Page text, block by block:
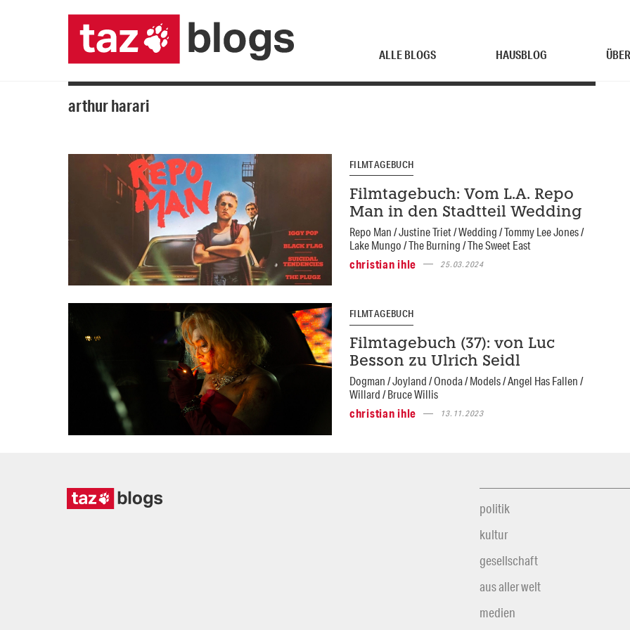
ALLE BLOGS HAUSBLOG
arthur harari
FILMTAGEBUCH
Filmtagebuch: Vom L.A. Repo
Man in den Stadtteil Wedding
Repo Man / Justine Triet / Wedding / Tommy Lee Jones /
Lake Mungo / The Burning / The Sweet East
christian ihle
25.03.2024
FILMTAGEBUCH
Filmtagebuch (37): von Luc
Besson zu Ulrich Seidl
Dogman / Joyland / Onoda / Models / Angel Has Fallen /
Willard / Bruce Willis
christian ihle
13.11.2023
politik
kultur
gesellschaft
aus aller welt
medien